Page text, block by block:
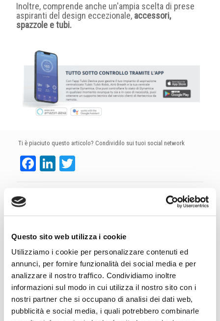
Questo sito web utilizza i cookie
Utilizziamo i cookie per personalizzare contenuti ed
annunci, per fornire funzionalità dei social media e per
analizzare il nostro traffico. Condividiamo inoltre
informazioni sul modo in cui utilizza il nostro sito con i
nostri partner che si occupano di analisi dei dati web,
pubblicità e social media, i quali potrebbero combinarle
Inoltre, comprende anche un'ampia scelta di prese
aspiranti del design eccezionale, accessori,
spazzole e tubi.
Ti è piaciuto questo articolo? Condividilo sui tuoi social network
Facebook
LinkedIn
Twitter
Related posts